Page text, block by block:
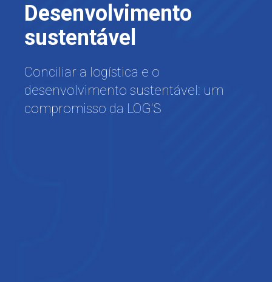
Desenvolvimento
sustentável
Conciliar a logística e o
desenvolvimento sustentável: um
compromisso da LOG'S